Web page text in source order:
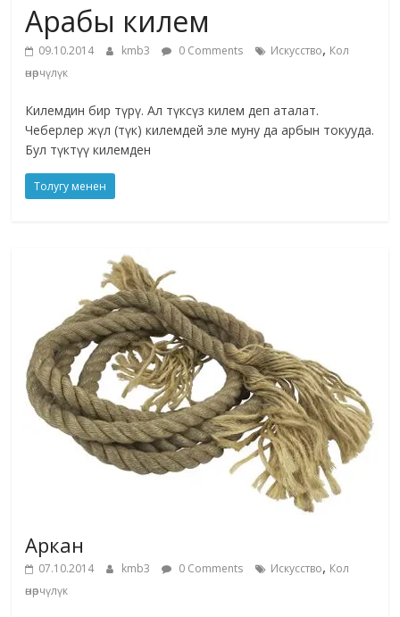
жана
адабияты
Арабы килем
09.10.2014 kmb3 0 Comments Искусство, Кол
өнөрчүлүк
Килемдин бир түрү. Ал түксүз килем деп аталат.
Чеберлер жүл (түк) килемдей эле муну да арбын токууда.
Бул түктүү килемден
Толугу менен
Аркан
07.10.2014 kmb3 0 Comments Искусство, Кол
өнөрчүлүк